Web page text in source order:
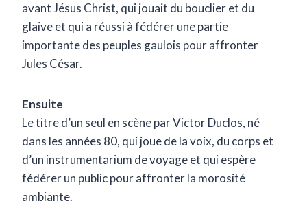
avant Jésus Christ, qui jouait du bouclier et du
glaive et qui a réussi à fédérer une partie
importante des peuples gaulois pour affronter
Jules César.
Ensuite
Le titre d’un seul en scène par Victor Duclos, né
dans les années 80, qui joue de la voix, du corps et
d’un instrumentarium de voyage et qui espère
fédérer un public pour affronter la morosité
ambiante.